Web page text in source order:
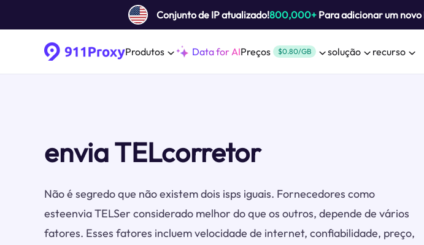
Conjunto de IP atualizado!800,000+ Para adicionar um
Produtos Data for AIPreços $0.80/GB solução recurso
envia TELcorretor
Não é segredo que não existem dois isps iguais. Fornecedores como
esteenvia TELSer considerado melhor do que os outros, depende de vários
fatores. Esses fatores incluem velocidade de internet, confiabilidade, preço,